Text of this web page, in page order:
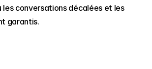
les conversations décalées et les
garantis.